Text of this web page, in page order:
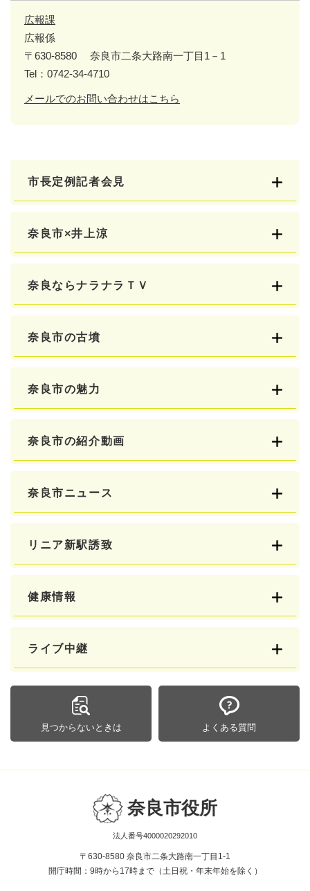
広報課
広報係
〒630-8580
奈良市二条大路南一丁目1－1
Tel：0742-34-4710
メールでのお問い合わせはこちら
市長定例記者会見
奈良市×井上涼
奈良ならナラナラＴＶ
奈良市の古墳
奈良市の魅力
奈良市の紹介動画
奈良市ニュース
リニア新駅誘致
健康情報
ライブ中継
見つからないときは よくある質問
奈良市役所
法人番号4000020292010
〒630-8580 奈良市二条大路南一丁目1-1
開庁時間：9時から17時まで（土日祝・年末年始を除く）